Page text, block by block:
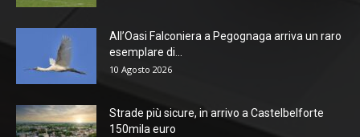
All’Oasi Falconiera a Pegognaga arriva un raro
esemplare di...
10 Agosto 2026
Strade più sicure, in arrivo a Castelbelforte
150mila euro